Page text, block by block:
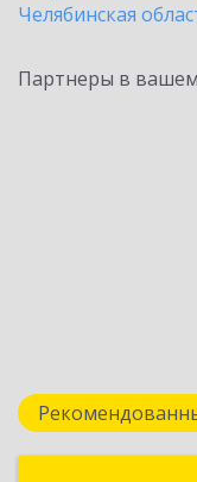
Челябинская
Партнеры в